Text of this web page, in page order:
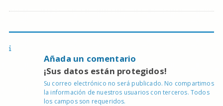
Añada un comentario
¡Sus datos están protegidos!
Su correo electrónico no será publicado. No compartimos
la información de nuestros usuarios con terceros. Todos
los campos son requeridos.